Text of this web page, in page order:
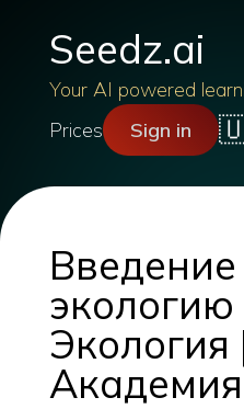
Seedz.ai
Your AI powered
Prices
Sign in
Введение
экологию
Экология